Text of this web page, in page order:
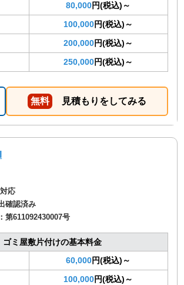
80,000円(税込)～
100,000円(税込)～
200,000円(税込)～
250,000円(税込)～
無料 見積もりをしてみる
応
確認済み
第611092430007号
ゴミ屋敷片付けの基本料金
60,000円(税込)～
100,000円(税込)～